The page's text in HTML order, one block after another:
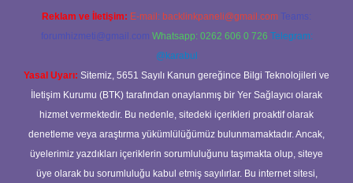
Reklam ve İletişim: E-mail: backlinkpaneli@gmail.com Teams:
forumhizmeti@gmail.com Whatsapp: 0262 606 0 726 Telegram:
@karabul
Yasal Uyarı: Sitemiz, 5651 Sayılı Kanun gereğince Bilgi Teknolojileri ve
İletişim Kurumu (BTK) tarafından onaylanmış bir Yer Sağlayıcı olarak
hizmet vermektedir. Bu nedenle, sitedeki içerikleri proaktif olarak
denetleme veya araştırma yükümlülüğümüz bulunmamaktadır. Ancak,
üyelerimiz yazdıkları içeriklerin sorumluluğunu taşımakta olup, siteye
üye olarak bu sorumluluğu kabul etmiş sayılırlar. Bu internet sitesi,